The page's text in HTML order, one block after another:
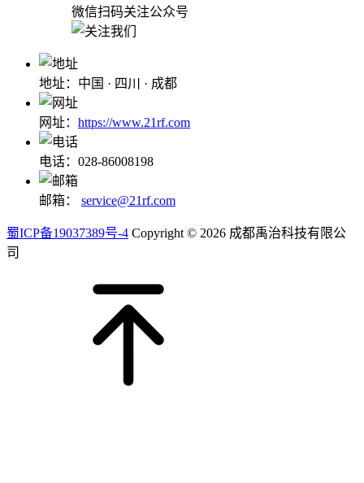
微信扫码关注公众号
地址：中国 · 四川 · 成都
网址： https://www.21rf.com
电话：028-86008198
邮箱： service@21rf.com
蜀ICP备19037389号-4 Copyright © 2026 成都禹治科技有限公
司